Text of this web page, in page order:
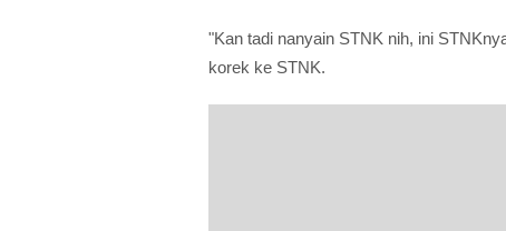
"Kan tadi nanyain STNK nih, ini
korek ke STNK.